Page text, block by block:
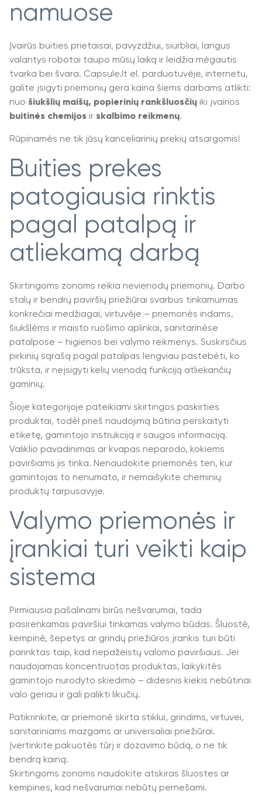
namuose
Įvairūs buities prietaisai, pavyzdžiui, siurbliai, langus
valantys robotai taupo mūsų laiką ir leidžia mėgautis
tvarka bei švara. Capsule.lt el. parduotuvėje, internetu,
galite įsigyti priemonių gera kaina šiems darbams atlikti:
nuo šiukšlių maišų, popierinių rankšluosčių iki įvairios
buitinės chemijos ir skalbimo reikmenų.
Rūpinamės ne tik jūsų kanceliarinių prekių atsargomis!
Buities prekes
patogiausia rinktis
pagal patalpą ir
atliekamą darbą
Skirtingoms zonoms reikia nevienodų priemonių. Darbo
stalų ir bendrų paviršių priežiūrai svarbus tinkamumas
konkrečiai medžiagai, virtuvėje – priemonės indams,
šiukšlėms ir maisto ruošimo aplinkai, sanitarinėse
patalpose – higienos bei valymo reikmenys. Suskirsčius
pirkinių sąrašą pagal patalpas lengviau pastebėti, ko
trūksta, ir neįsigyti kelių vienodą funkciją atliekančių
gaminių.
Šioje kategorijoje pateikiami skirtingos paskirties
produktai, todėl prieš naudojimą būtina perskaityti
etiketę, gamintojo instrukciją ir saugos informaciją.
Valiklio pavadinimas ar kvapas neparodo, kokiems
paviršiams jis tinka. Nenaudokite priemonės ten, kur
gamintojas to nenumato, ir nemaišykite cheminių
produktų tarpusavyje.
Valymo priemonės ir
įrankiai turi veikti kaip
sistema
Pirmiausia pašalinami birūs nešvarumai, tada
pasirenkamas paviršiui tinkamas valymo būdas. Šluostė,
kempinė, šepetys ar grindų priežiūros įrankis turi būti
parinktas taip, kad nepažeistų valomo paviršiaus. Jei
naudojamas koncentruotas produktas, laikykitės
gamintojo nurodyto skiedimo – didesnis kiekis nebūtinai
valo geriau ir gali palikti likučių.
Patikrinkite, ar priemonė skirta stiklui, grindims, virtuvei,
sanitariniams mazgams ar universaliai priežiūrai.
Įvertinkite pakuotės tūrį ir dozavimo būdą, o ne tik
bendrą kainą.
Skirtingoms zonoms naudokite atskiras šluostes ar
kempines, kad nešvarumai nebūtų pernešami.